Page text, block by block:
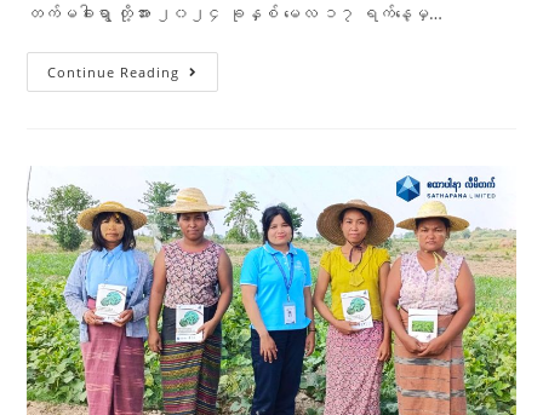
တက်မခါးရွာ တို့အား ၂၀၂၄ ခုနှစ် မေလ ၁၇ ရက်နေ့မှ…
Continue Reading